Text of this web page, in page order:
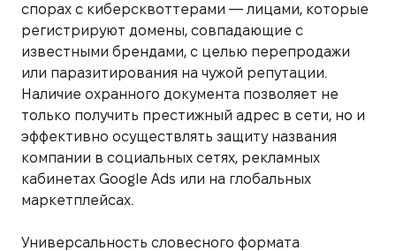
спорах с киберсквоттерами — лицами, которые
регистрируют домены, совпадающие с
известными брендами, с целью перепродажи
или паразитирования на чужой репутации.
Наличие охранного документа позволяет не
только получить престижный адрес в сети, но и
эффективно осуществлять защиту названия
компании в социальных сетях, рекламных
кабинетах Google Ads или на глобальных
маркетплейсах.
Универсальность словесного формата